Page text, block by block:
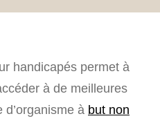
handicapés permet à
à de meilleures
à but non